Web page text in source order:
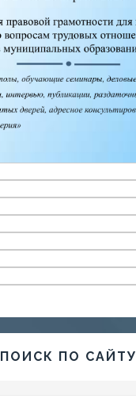
ПОИСК ПО САЙТУ